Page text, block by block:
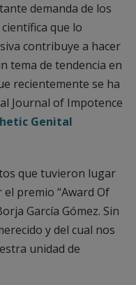
demanda de los
que lo
contribuye a hacer
tema de tendencia en
recientemente se ha
Journal of Impotence
Genital
que tuvieron lugar
premio “Award Of
García Gómez. Sin
y del cual nos
unidad de